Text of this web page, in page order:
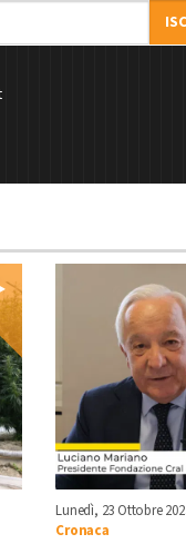
Lunedì, 23 Ottobre
Cronaca